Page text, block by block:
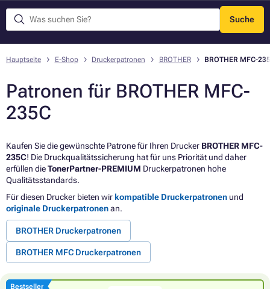
Suche
Menü
Hauptseite E-Shop Druckerpatronen BROTHER BROTHER MFC-
Patronen für BROTHER MFC-
235C
Kaufen Sie die gewünschte Patrone für Ihren Drucker BROTHER MFC-
235C! Die Druckqualitätssicherung hat für uns Priorität und daher
erfüllen dieTonerPartner-PREMIUM Druckerpatronen hohe
Qualitätsstandards.
Für diesen Drucker bieten wir kompatible Druckerpatronen und
originale Druckerpatronenan.
BROTHER Druckerpatronen
BROTHER MFC Druckerpatronen
Bestseller